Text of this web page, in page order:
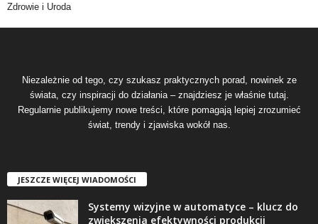
Zdrowie i Uroda
Niezależnie od tego, czy szukasz praktycznych porad, nowinek ze
świata, czy inspiracji do działania – znajdziesz je właśnie tutaj.
Regularnie publikujemy nowe treści, które pomagają lepiej zrozumieć
świat, trendy i zjawiska wokół nas.
JESZCZE WIĘCEJ WIADOMOŚCI
Systemy wizyjne w automatyce – klucz do
zwiększenia efektywności produkcji